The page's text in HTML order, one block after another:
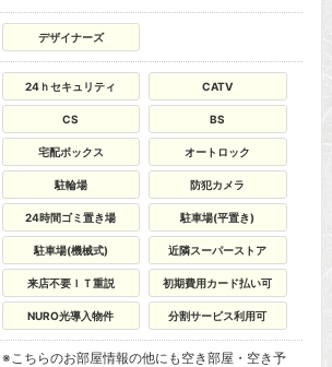
デザイナーズ
24ｈセキュリティ CATV
CS BS
宅配ボックス オートロック
駐輪場 防犯カメラ
24時間ゴミ置き場 駐車場(平置き)
駐車場(機械式) 近隣スーパーストア
来店不要ＩＴ重説 初期費用カード払い可
NURO光導入物件 分割サービス利用可
※こちらのお部屋情報の他にも空き部屋・空き予